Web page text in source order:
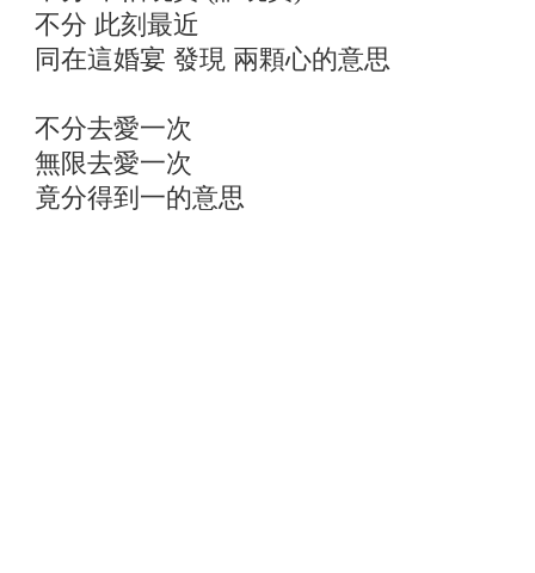
不分 此刻最近
同在這婚宴 發現 兩顆心的意思
不分去愛一次
無限去愛一次
竟分得到一的意思